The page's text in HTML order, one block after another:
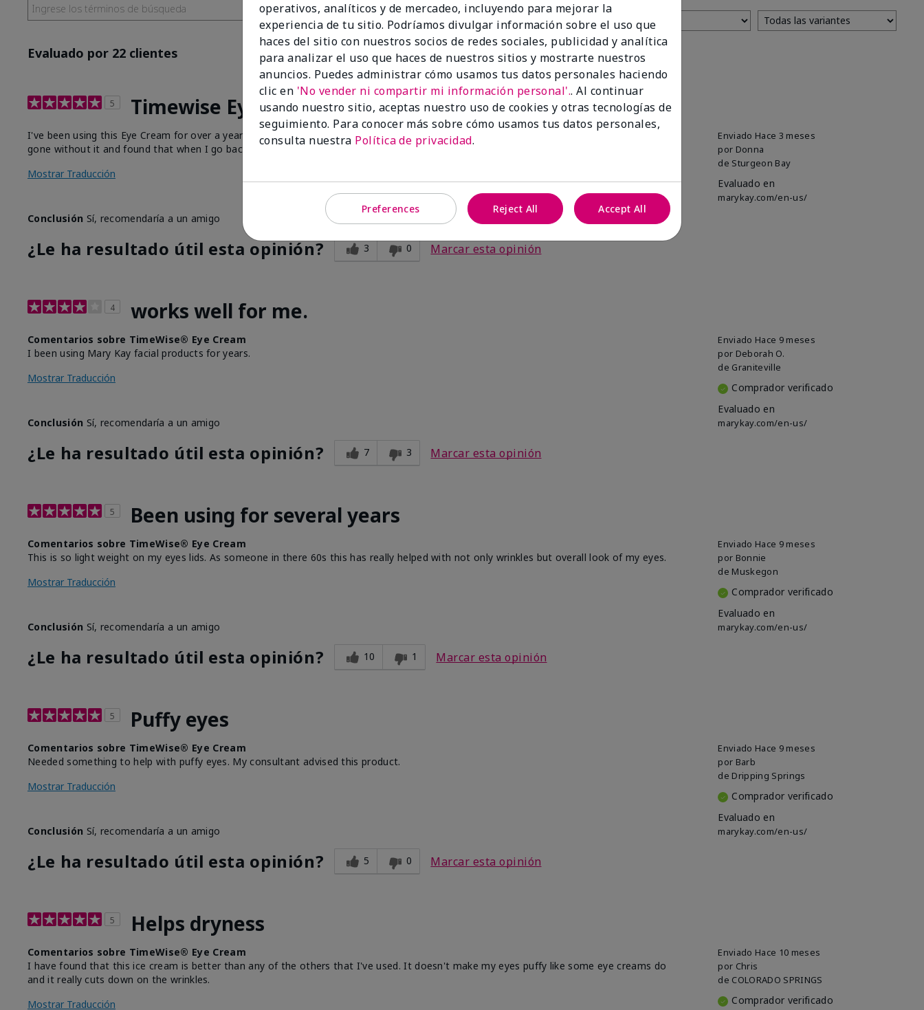
Evaluado por 22 clientes
5 Timewise Eye Cream works for Me!!
Enviado Hace 3 meses
por Donna
de Sturgeon Bay
Evaluado en
marykay.com/en-us/
I've been using this Eye Cream for over a year now and I have proven to myself that it Does Help with the darkness under my eyes. I've
gone without it and found that when I go back to it, there is a big difference.
Mostrar Traducción
Conclusión Sí, recomendaría a un amigo
¿Le ha resultado útil esta opinión? 3 0 Marcar esta opinión
4 works well for me.
Enviado Hace 9 meses
por Deborah O.
de Graniteville
Comprador verificado
Evaluado en
marykay.com/en-us/
Comentarios sobre TimeWise® Eye Cream
I been using Mary Kay facial products for years.
Mostrar Traducción
Conclusión Sí, recomendaría a un amigo
¿Le ha resultado útil esta opinión? 7 3 Marcar esta opinión
5 Been using for several years
Enviado Hace 9 meses
por Bonnie
de Muskegon
Comprador verificado
Evaluado en
marykay.com/en-us/
Comentarios sobre TimeWise® Eye Cream
This is so light weight on my eyes lids. As someone in there 60s this has really helped with not only wrinkles but overall look of my eyes.
Mostrar Traducción
Conclusión Sí, recomendaría a un amigo
¿Le ha resultado útil esta opinión? 10 1 Marcar esta opinión
5 Puffy eyes
Enviado Hace 9 meses
por Barb
de Dripping Springs
Comprador verificado
Evaluado en
marykay.com/en-us/
Comentarios sobre TimeWise® Eye Cream
Needed something to help with puffy eyes. My consultant advised this product.
Mostrar Traducción
Conclusión Sí, recomendaría a un amigo
¿Le ha resultado útil esta opinión? 5 0 Marcar esta opinión
5 Helps dryness
Enviado Hace 10 meses
por Chris
de COLORADO SPRINGS
Comprador verificado
Comentarios sobre TimeWise® Eye Cream
I have found that this ice cream is better than any of the others that I've used. It doesn't make my eyes puffy like some eye creams do
and it really cuts down on the wrinkles.
Mostrar Traducción
operativos, analíticos y de mercadeo, incluyendo para mejorar la
experiencia de tu sitio. Podríamos divulgar información sobre el uso que
haces del sitio con nuestros socios de redes sociales, publicidad y analítica
para analizar el uso que haces de nuestros sitios y mostrarte nuestros
anuncios. Puedes administrar cómo usamos tus datos personales haciendo
clic en 'No vender ni compartir mi información personal'.. Al continuar
usando nuestro sitio, aceptas nuestro uso de cookies y otras tecnologías de
seguimiento. Para conocer más sobre cómo usamos tus datos personales,
consulta nuestra Política de privacidad.
Preferences Reject All Accept All